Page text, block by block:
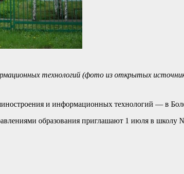
технологий (фото из открытых
и информационных технологий — в
образования приглашают 1 июля в школу